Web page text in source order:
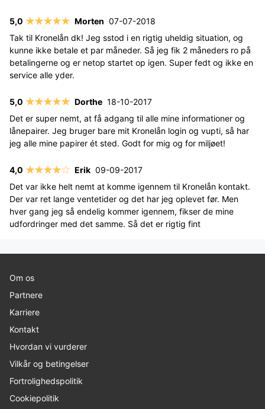
Morten 07-07-2018
Tak til Kronelån dk! Jeg sstod i en rigtig uheldig situation, og
kunne ikke betale et par måneder. Så jeg fik 2 måneders ro på
betalingerne og er netop startet op igen. Super fedt og ikke en
service alle yder.
Dorthe 18-10-2017
Det er super nemt, at få adgang til alle mine informationer og
lånepairer. Jeg bruger bare mit Kronelån login og vupti, så har
jeg alle mine papirer ét sted. Godt for mig og for miljøet!
Erik 09-09-2017
Det var ikke helt nemt at komme igennem til Kronelån kontakt.
Der var ret lange ventetider og det har jeg oplevet før. Men
hver gang jeg så endelig kommer igennem, fikser de mine
udfordringer med det samme. Så det er rigtig fint
Om os
Partnere
Karriere
Kontakt
Hvordan vi vurderer
Vilkår og betingelser
Fortrolighedspolitik
Cookiepolitik